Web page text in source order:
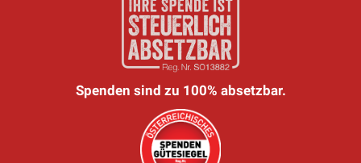
Spenden sind zu 100% absetzbar.